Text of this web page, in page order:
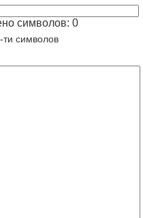
символов: 0
символов